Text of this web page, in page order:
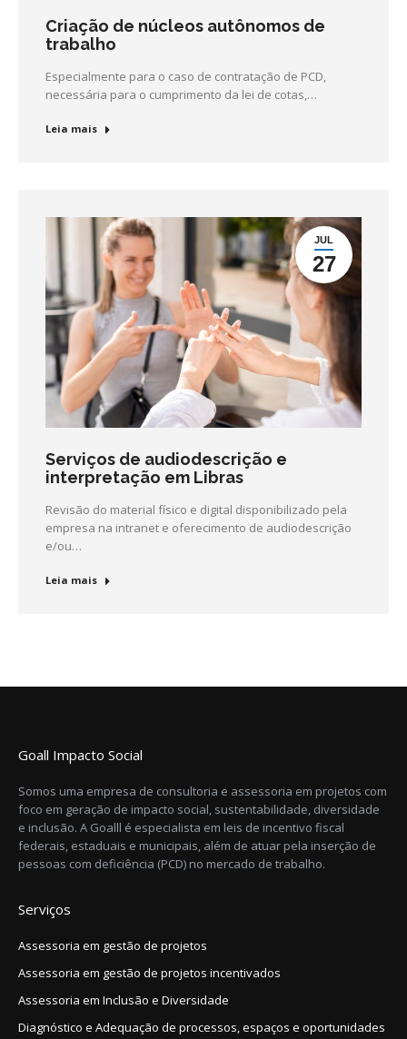
Criação de núcleos autônomos de
trabalho
Especialmente para o caso de contratação de PCD,
necessária para o cumprimento da lei de cotas,…
Leia mais
JUL
27
Serviços de audiodescrição e
interpretação em Libras
Revisão do material físico e digital disponibilizado pela
empresa na intranet e oferecimento de audiodescrição
e/ou…
Leia mais
Goall Impacto Social
Somos uma empresa de consultoria e assessoria em projetos com
foco em geração de impacto social, sustentabilidade, diversidade
e inclusão. A Goalll é especialista em leis de incentivo fiscal
federais, estaduais e municipais, além de atuar pela inserção de
pessoas com deficiência (PCD) no mercado de trabalho.
Serviços
Assessoria em gestão de projetos
Assessoria em gestão de projetos incentivados
Assessoria em Inclusão e Diversidade
Diagnóstico e Adequação de processos, espaços e oportunidades